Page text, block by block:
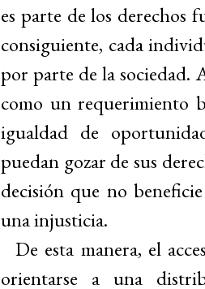
es parte de los derechos
consiguiente, cada
por parte de la sociedad.
como un requerimiento
igualdad de
puedan gozar de sus
decisión que no
una injusticia.
De esta manera, el
orientarse a una